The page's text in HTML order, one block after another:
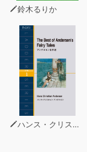
鈴木るりか
ハンス・クリスチャン・アンデルセン